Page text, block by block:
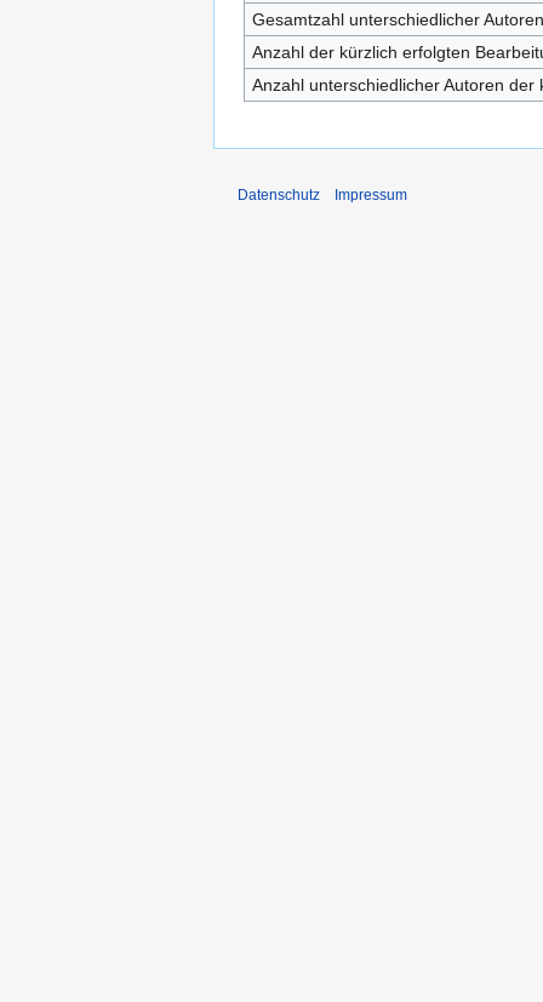
Gesamtzahl unterschiedlicher Autoren
Anzahl der kürzlich erfolgten
Anzahl unterschiedlicher Autoren
Datenschutz Impressum